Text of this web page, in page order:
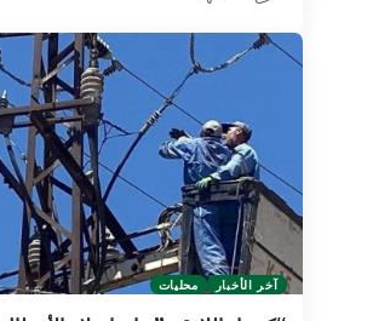
آخر الأخبار محليات